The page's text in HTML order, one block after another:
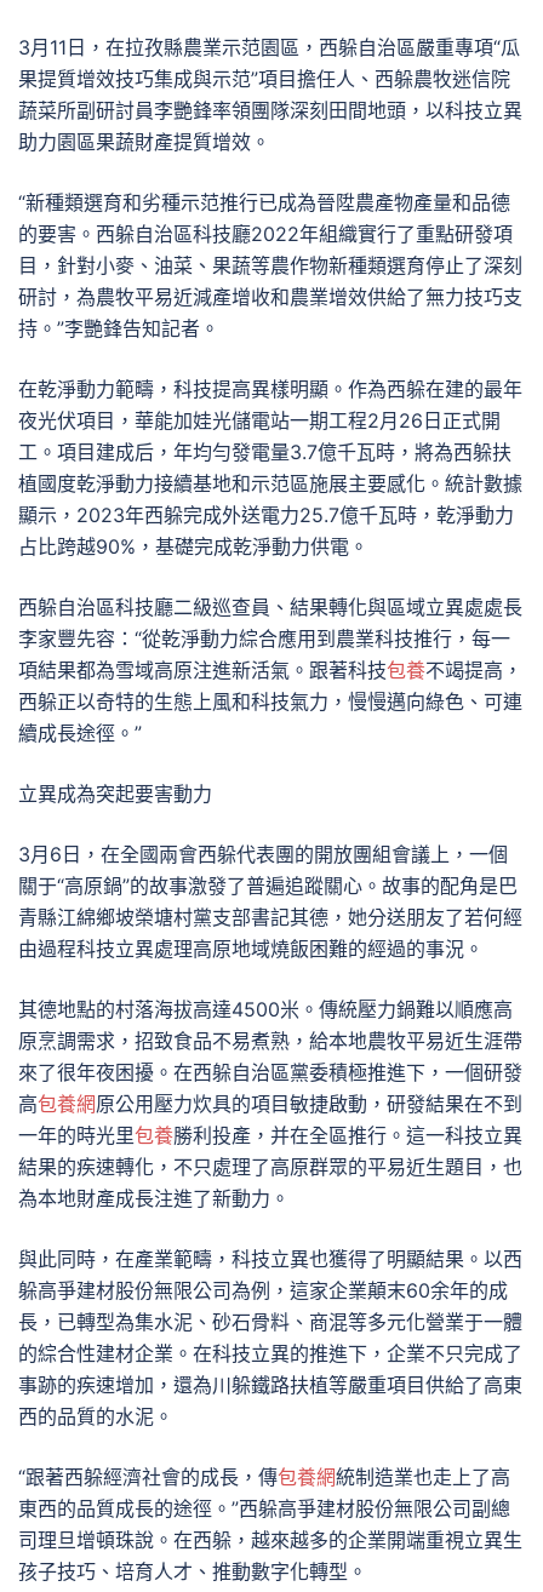
3月11日，在拉孜縣農業示范園區，西躲自治區嚴重專項“瓜
果提質增效技巧集成與示范”項目擔任人、西躲農牧迷信院
蔬菜所副研討員李艷鋒率領團隊深刻田間地頭，以科技立異
助力園區果蔬財產提質增效。
“新種類選育和劣種示范推行已成為晉陞農產物產量和品德
的要害。西躲自治區科技廳2022年組織實行了重點研發項
目，針對小麥、油菜、果蔬等農作物新種類選育停止了深刻
研討，為農牧平易近減產增收和農業增效供給了無力技巧支
持。”李艷鋒告知記者。
在乾淨動力範疇，科技提高異樣明顯。作為西躲在建的最年
夜光伏項目，華能加娃光儲電站一期工程2月26日正式開
工。項目建成后，年均勻發電量3.7億千瓦時，將為西躲扶
植國度乾淨動力接續基地和示范區施展主要感化。統計數據
顯示，2023年西躲完成外送電力25.7億千瓦時，乾淨動力
占比跨越90%，基礎完成乾淨動力供電。
西躲自治區科技廳二級巡查員、結果轉化與區域立異處處長
李家豐先容：“從乾淨動力綜合應用到農業科技推行，每一
項結果都為雪域高原注進新活氣。跟著科技包養不竭提高，
西躲正以奇特的生態上風和科技氣力，慢慢邁向綠色、可連
續成長途徑。”
立異成為突起要害動力
3月6日，在全國兩會西躲代表團的開放團組會議上，一個
關于“高原鍋”的故事激發了普遍追蹤關心。故事的配角是巴
青縣江綿鄉坡榮塘村黨支部書記其德，她分送朋友了若何經
由過程科技立異處理高原地域燒飯困難的經過的事況。
其德地點的村落海拔高達4500米。傳統壓力鍋難以順應高
原烹調需求，招致食品不易煮熟，給本地農牧平易近生涯帶
來了很年夜困擾。在西躲自治區黨委積極推進下，一個研發
高包養網原公用壓力炊具的項目敏捷啟動，研發結果在不到
一年的時光里包養勝利投產，并在全區推行。這一科技立異
結果的疾速轉化，不只處理了高原群眾的平易近生題目，也
為本地財產成長注進了新動力。
與此同時，在產業範疇，科技立異也獲得了明顯結果。以西
躲高爭建材股份無限公司為例，這家企業顛末60余年的成
長，已轉型為集水泥、砂石骨料、商混等多元化營業于一體
的綜合性建材企業。在科技立異的推進下，企業不只完成了
事跡的疾速增加，還為川躲鐵路扶植等嚴重項目供給了高東
西的品質的水泥。
“跟著西躲經濟社會的成長，傳包養網統制造業也走上了高
東西的品質成長的途徑。”西躲高爭建材股份無限公司副總
司理旦增頓珠說。在西躲，越來越多的企業開端重視立異生
孩子技巧、培育人才、推動數字化轉型。